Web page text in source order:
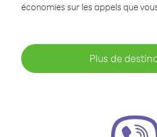
économies sur les appels que
Plus de